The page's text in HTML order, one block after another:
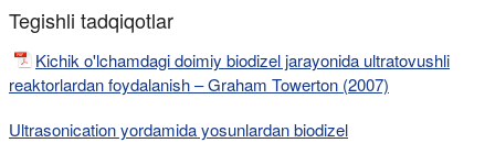
Tegishli tadqiqotlar
Kichik o'lchamdagi doimiy biodizel jarayonida ultratovushli
reaktorlardan foydalanish – Graham Towerton (2007)
Ultrasonication yordamida yosunlardan biodizel